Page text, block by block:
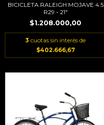
BICICLETA RALEIGH MOJAVE 4.5
R29 - 21"
$1.208.000,00
3 cuotas sin interés de
$402.666,67